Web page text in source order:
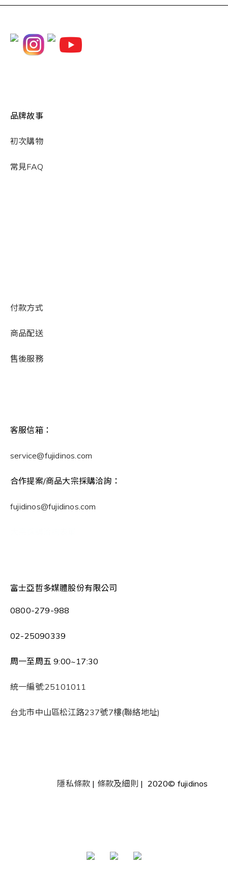
品牌故事
初次購物
常見FAQ
付款方式
商品配送
售後服務
客服信箱：
service@fujidinos.com
合作提案/商品大宗採購洽詢：
fujidinos@fujidinos.com
富士亞哲多媒體股份有限公司
0800-279-988
02-25090339
周一至周五 9:00~17:30
統一編號:25101011
台北市中山區松江路237號7樓(聯絡地址)
隱私條款 | 條款及細則 | 2020© fujidinos